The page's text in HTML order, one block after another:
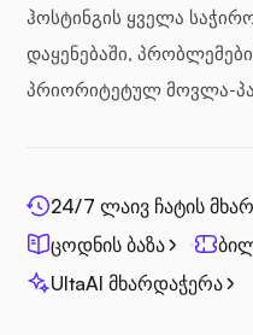
პლექსი
ჰოსტინგის ყველა
დაყენებაში,
პრიორიტეტულ მოვლა-
24/7 ლაივ ჩატის
ცოდნის ბაზა
UltaAI მხარდაჭერა